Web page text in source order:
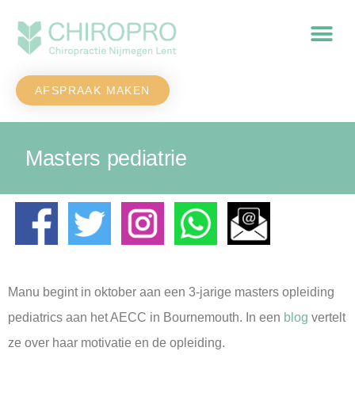
AFSPRAAK MAKEN
Masters pediatrie
Manu begint in oktober aan een 3-jarige masters opleiding
pediatrics aan het AECC in Bournemouth. In een blog vertelt
ze over haar motivatie en de opleiding.